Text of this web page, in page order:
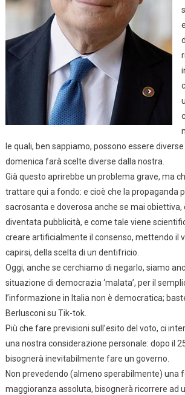
le quali, ben sappiamo, possono essere
domenica farà scelte diverse dalla nostra.
Già questo aprirebbe un problema grave, ma
trattare qui a fondo: e cioè che la propaganda
sacrosanta e doverosa anche se mai obiettiva,
diventata pubblicità, e come tale viene
creare artificialmente il consenso, mettendo il
capirsi, della scelta di un dentifricio.
Oggi, anche se cerchiamo di negarlo, siamo
situazione di democrazia ‘malata’, per il
l’informazione in Italia non è democratica;
Berlusconi su Tik-tok.
Più che fare previsioni sull’esito del voto, ci
una nostra considerazione personale: dopo il
bisognerà inevitabilmente fare un governo.
Non prevedendo (almeno sperabilmente) una
maggioranza assoluta, bisognerà ricorrere ad